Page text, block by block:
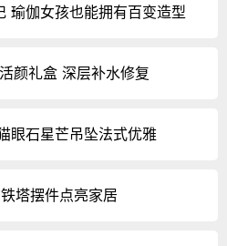
瑜伽女孩也能拥有百变造型
颜礼盒 深层补水修复
眼石星芒吊坠法式优雅
塔摆件点亮家居